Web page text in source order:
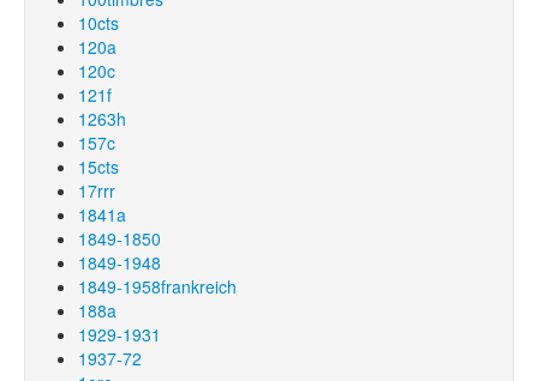
10cts
120a
120c
121f
1263h
157c
15cts
17rrr
1841a
1849-1850
1849-1948
1849-1958frankreich
188a
1929-1931
1937-72